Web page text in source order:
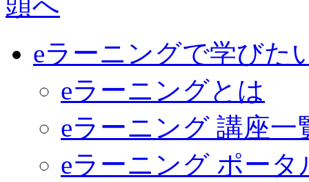
eラーニングで学びた
eラーニングとは
eラーニング 講座一
eラーニング ポータ